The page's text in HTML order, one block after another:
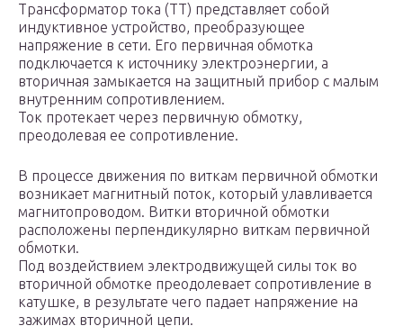
Трансформатор тока (ТТ) представляет собой
индуктивное устройство, преобразующее
напряжение в сети. Его первичная обмотка
подключается к источнику электроэнергии, а
вторичная замыкается на защитный прибор с малым
внутренним сопротивлением.
Ток протекает через первичную обмотку,
преодолевая ее сопротивление.
В процессе движения по виткам первичной обмотки
возникает магнитный поток, который улавливается
магнитопроводом. Витки вторичной обмотки
расположены перпендикулярно виткам первичной
обмотки.
Под воздействием электродвижущей силы ток во
вторичной обмотке преодолевает сопротивление в
катушке, в результате чего падает напряжение на
зажимах вторичной цепи.